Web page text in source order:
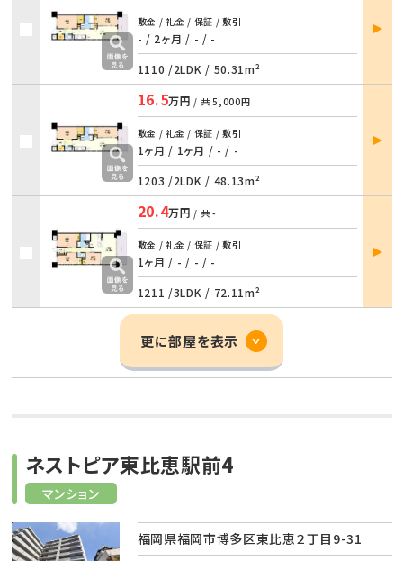
敷金 / 礼金 / 保証 / 敷引
- / 2ヶ月 / - / -
1110 /2LDK / 50.31m²
部屋
詳細
16.5万円 / 共5,000円
敷金 / 礼金 / 保証 / 敷引
1ヶ月 / 1ヶ月 / - / -
1203 /2LDK / 48.13m²
部屋
詳細
20.4万円 / 共-
敷金 / 礼金 / 保証 / 敷引
1ヶ月 / - / - / -
1211 /3LDK / 72.11m²
部屋
詳細
更に部屋を表示
マンション
ネストピア東比恵駅前4
福岡県福岡市博多区東比恵２丁目9-31